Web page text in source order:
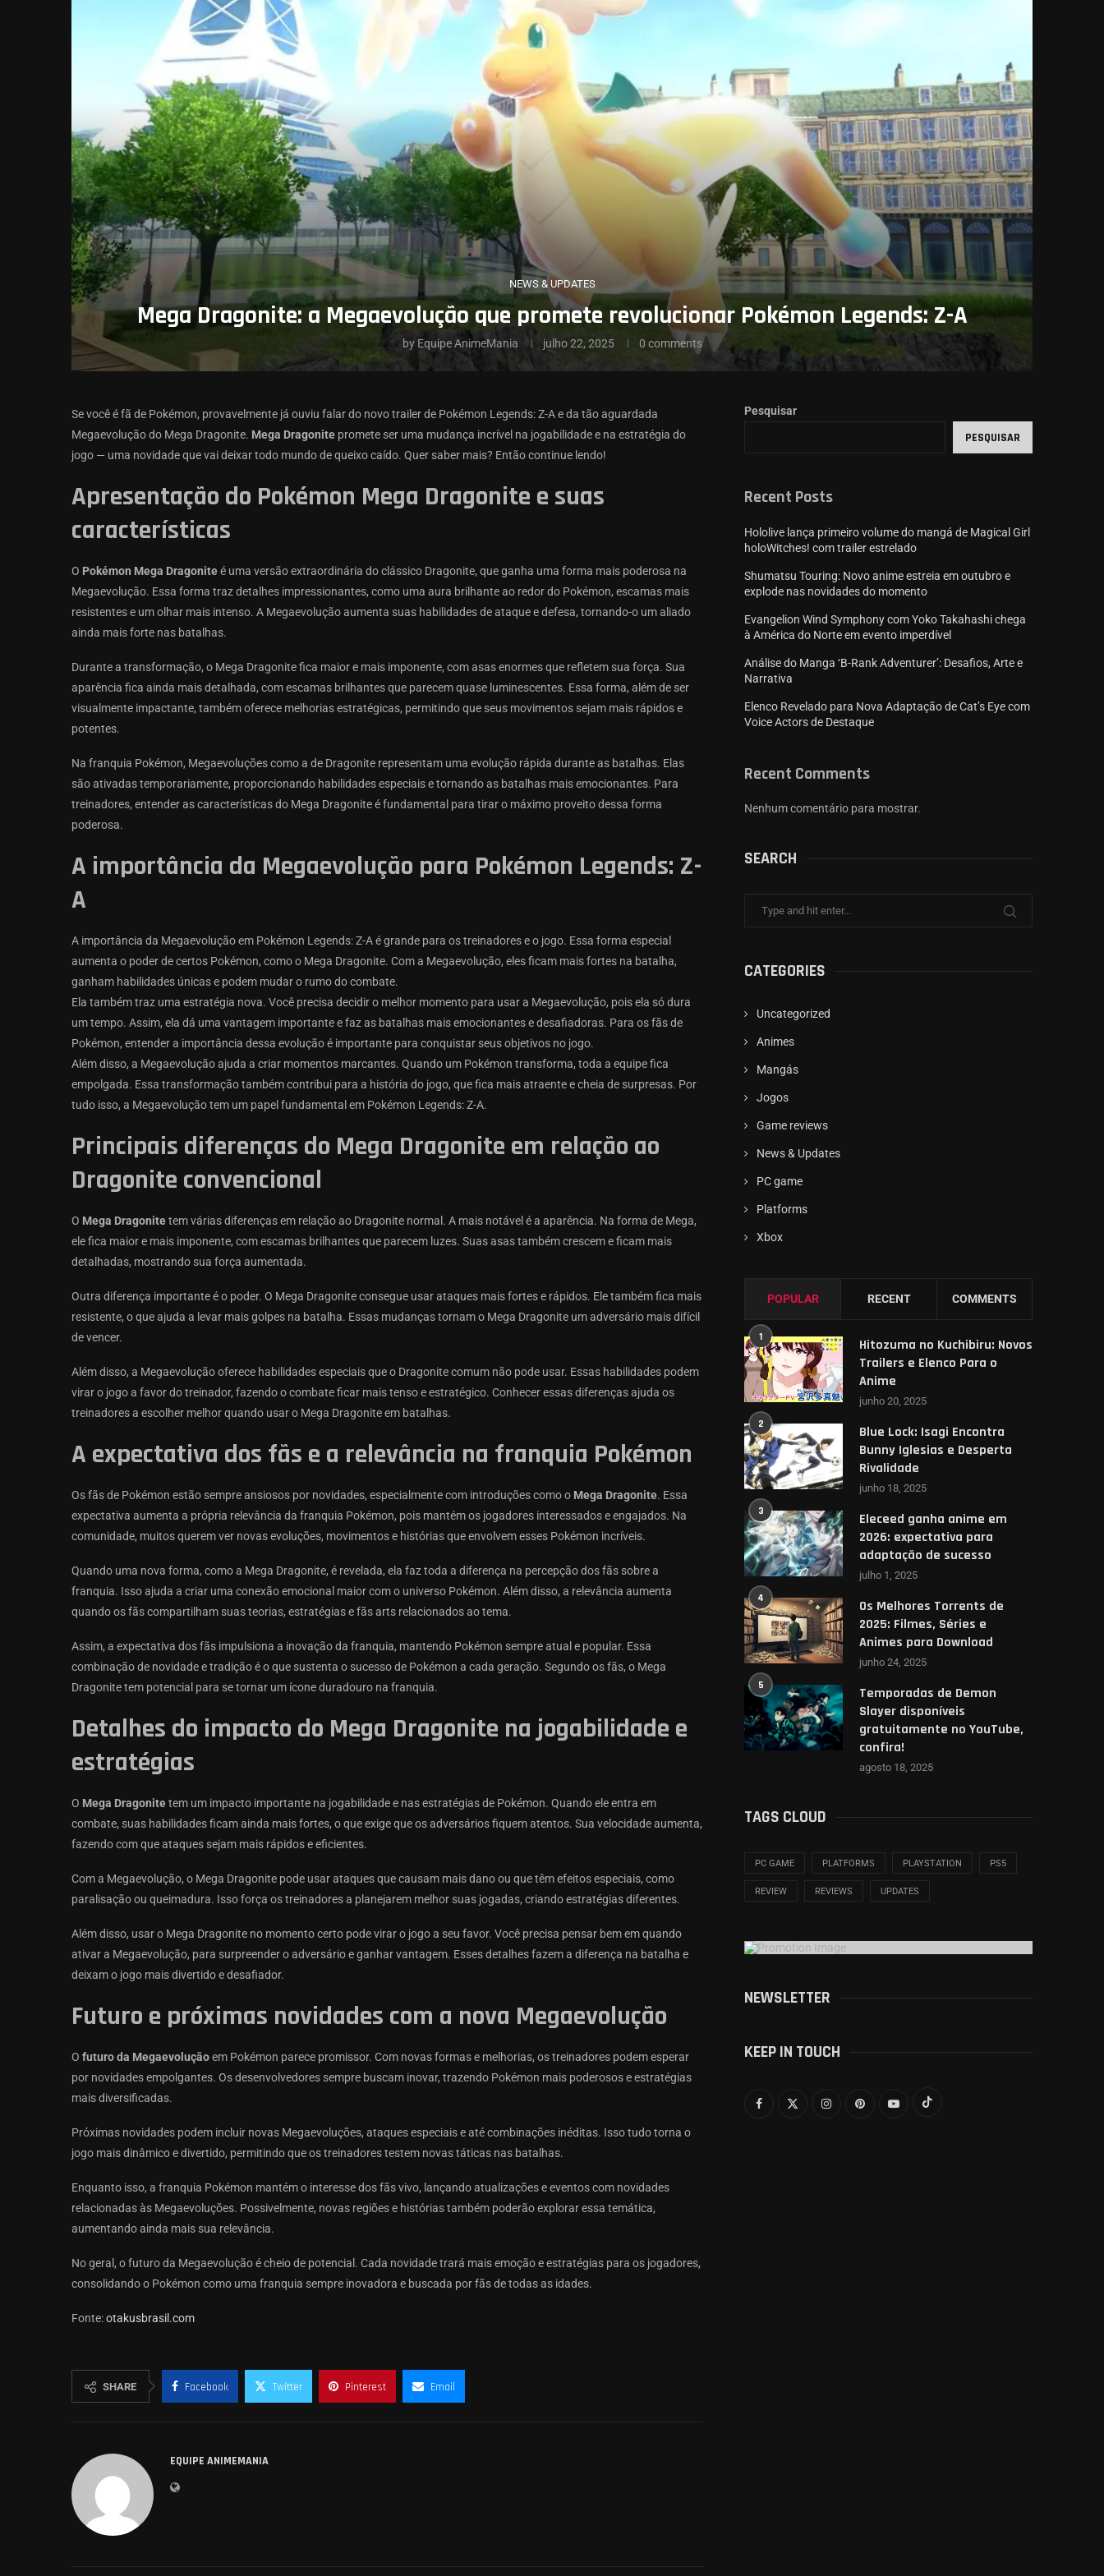
NEWS & UPDATES
Mega Dragonite: a Megaevolução que promete revolucionar Pokémon Legends: Z-A
by Equipe AnimeMania julho 22, 2025 0 comments
Se você é fã de Pokémon, provavelmente já ouviu falar do novo trailer de Pokémon Legends: Z-A e da tão aguardada
Megaevolução do Mega Dragonite. Mega Dragonite promete ser uma mudança incrível na jogabilidade e na estratégia do
jogo — uma novidade que vai deixar todo mundo de queixo caído. Quer saber mais? Então continue lendo!
Apresentação do Pokémon Mega Dragonite e suas
características
O Pokémon Mega Dragoniteé uma versão extraordinária do clássico Dragonite, que ganha uma forma mais poderosa na
Megaevolução. Essa forma traz detalhes impressionantes, como uma aura brilhante ao redor do Pokémon, escamas mais
resistentes e um olhar mais intenso. A Megaevolução aumenta suas habilidades de ataque e defesa, tornando-o um aliado
ainda mais forte nas batalhas.
Durante a transformação, o Mega Dragonite fica maior e mais imponente, com asas enormes que refletem sua força. Sua
aparência fica ainda mais detalhada, com escamas brilhantes que parecem quase luminescentes. Essa forma, além de ser
visualmente impactante, também oferece melhorias estratégicas, permitindo que seus movimentos sejam mais rápidos e
potentes.
Na franquia Pokémon, Megaevoluções como a de Dragonite representam uma evolução rápida durante as batalhas. Elas
são ativadas temporariamente, proporcionando habilidades especiais e tornando as batalhas mais emocionantes. Para
treinadores, entender as características do Mega Dragonite é fundamental para tirar o máximo proveito dessa forma
poderosa.
A importância da Megaevolução para Pokémon Legends: Z-
A
A importância da Megaevolução em Pokémon Legends: Z-A é grande para os treinadores e o jogo. Essa forma especial
aumenta o poder de certos Pokémon, como o Mega Dragonite. Com a Megaevolução, eles ficam mais fortes na batalha,
ganham habilidades únicas e podem mudar o rumo do combate.
Ela também traz uma estratégia nova. Você precisa decidir o melhor momento para usar a Megaevolução, pois ela só dura
um tempo. Assim, ela dá uma vantagem importante e faz as batalhas mais emocionantes e desafiadoras. Para os fãs de
Pokémon, entender a importância dessa evolução é importante para conquistar seus objetivos no jogo.
Além disso, a Megaevolução ajuda a criar momentos marcantes. Quando um Pokémon transforma, toda a equipe fica
empolgada. Essa transformação também contribui para a história do jogo, que fica mais atraente e cheia de surpresas. Por
tudo isso, a Megaevolução tem um papel fundamental em Pokémon Legends: Z-A.
Principais diferenças do Mega Dragonite em relação ao
Dragonite convencional
O Mega Dragonitetem várias diferenças em relação ao Dragonite normal. A mais notável é a aparência. Na forma de Mega,
ele fica maior e mais imponente, com escamas brilhantes que parecem luzes. Suas asas também crescem e ficam mais
detalhadas, mostrando sua força aumentada.
Outra diferença importante é o poder. O Mega Dragonite consegue usar ataques mais fortes e rápidos. Ele também fica mais
resistente, o que ajuda a levar mais golpes na batalha. Essas mudanças tornam o Mega Dragonite um adversário mais difícil
de vencer.
Além disso, a Megaevolução oferece habilidades especiais que o Dragonite comum não pode usar. Essas habilidades podem
virar o jogo a favor do treinador, fazendo o combate ficar mais tenso e estratégico. Conhecer essas diferenças ajuda os
treinadores a escolher melhor quando usar o Mega Dragonite em batalhas.
A expectativa dos fãs e a relevância na franquia Pokémon
Os fãs de Pokémon estão sempre ansiosos por novidades, especialmente com introduções como o Mega Dragonite. Essa
expectativa aumenta a própria relevância da franquia Pokémon, pois mantém os jogadores interessados e engajados. Na
comunidade, muitos querem ver novas evoluções, movimentos e histórias que envolvem esses Pokémon incríveis.
Quando uma nova forma, como a Mega Dragonite, é revelada, ela faz toda a diferença na percepção dos fãs sobre a
franquia. Isso ajuda a criar uma conexão emocional maior com o universo Pokémon. Além disso, a relevância aumenta
quando os fãs compartilham suas teorias, estratégias e fãs arts relacionados ao tema.
Assim, a expectativa dos fãs impulsiona a inovação da franquia, mantendo Pokémon sempre atual e popular. Essa
combinação de novidade e tradição é o que sustenta o sucesso de Pokémon a cada geração. Segundo os fãs, o Mega
Dragonite tem potencial para se tornar um ícone duradouro na franquia.
Detalhes do impacto do Mega Dragonite na jogabilidade e
estratégias
O Mega Dragonitetem um impacto importante na jogabilidade e nas estratégias de Pokémon. Quando ele entra em
combate, suas habilidades ficam ainda mais fortes, o que exige que os adversários fiquem atentos. Sua velocidade aumenta,
fazendo com que ataques sejam mais rápidos e eficientes.
Com a Megaevolução, o Mega Dragonite pode usar ataques que causam mais dano ou que têm efeitos especiais, como
paralisação ou queimadura. Isso força os treinadores a planejarem melhor suas jogadas, criando estratégias diferentes.
Além disso, usar o Mega Dragonite no momento certo pode virar o jogo a seu favor. Você precisa pensar bem em quando
ativar a Megaevolução, para surpreender o adversário e ganhar vantagem. Esses detalhes fazem a diferença na batalha e
deixam o jogo mais divertido e desafiador.
Futuro e próximas novidades com a nova Megaevolução
O futuro da Megaevoluçãoem Pokémon parece promissor. Com novas formas e melhorias, os treinadores podem esperar
por novidades empolgantes. Os desenvolvedores sempre buscam inovar, trazendo Pokémon mais poderosos e estratégias
mais diversificadas.
Próximas novidades podem incluir novas Megaevoluções, ataques especiais e até combinações inéditas. Isso tudo torna o
jogo mais dinâmico e divertido, permitindo que os treinadores testem novas táticas nas batalhas.
Enquanto isso, a franquia Pokémon mantém o interesse dos fãs vivo, lançando atualizações e eventos com novidades
relacionadas às Megaevoluções. Possivelmente, novas regiões e histórias também poderão explorar essa temática,
aumentando ainda mais sua relevância.
No geral, o futuro da Megaevolução é cheio de potencial. Cada novidade trará mais emoção e estratégias para os jogadores,
consolidando o Pokémon como uma franquia sempre inovadora e buscada por fãs de todas as idades.
Fonte:otakusbrasil.com
SHARE Facebook Twitter Pinterest Email
EQUIPE ANIMEMANIA
Pesquisar
PESQUISAR
Recent Posts
Hololive lança primeiro volume do mangá de Magical Girl
holoWitches! com trailer estrelado
Shumatsu Touring: Novo anime estreia em outubro e
explode nas novidades do momento
Evangelion Wind Symphony com Yoko Takahashi chega
à América do Norte em evento imperdível
Análise do Manga ‘B-Rank Adventurer’: Desafios, Arte e
Narrativa
Elenco Revelado para Nova Adaptação de Cat’s Eye com
Voice Actors de Destaque
Recent Comments
Nenhum comentário para mostrar.
SEARCH
CATEGORIES
Uncategorized
Animes
Mangás
Jogos
Game reviews
News & Updates
PC game
Platforms
Xbox
POPULAR RECENT COMMENTS
1
Hitozuma no Kuchibiru: Novos
Trailers e Elenco Para o
Anime
junho 20, 2025
2
Blue Lock: Isagi Encontra
Bunny Iglesias e Desperta
Rivalidade
junho 18, 2025
3
Eleceed ganha anime em
2026: expectativa para
adaptação de sucesso
julho 1, 2025
4
Os Melhores Torrents de
2025: Filmes, Séries e
Animes para Download
junho 24, 2025
5
Temporadas de Demon
Slayer disponíveis
gratuitamente no YouTube,
confira!
agosto 18, 2025
TAGS CLOUD
PC GAME PLATFORMS PLAYSTATION PS5
REVIEW REVIEWS UPDATES
NEWSLETTER
KEEP IN TOUCH